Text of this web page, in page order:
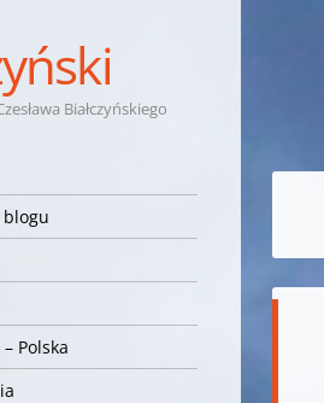
Białczyńskiego
Polska